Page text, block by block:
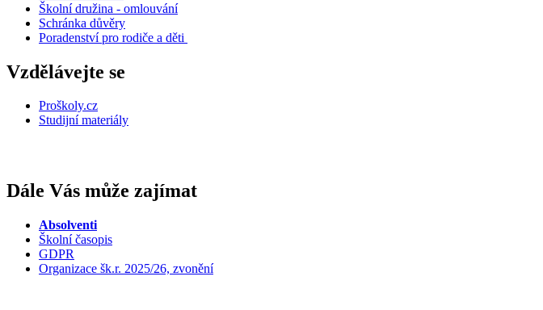
Školní družina - omlouvání
Schránka důvěry
Poradenství pro rodiče a děti
Vzdělávejte se
Proškoly.cz
Studijní materiály
Dále Vás může zajímat
Absolventi
Školní časopis
GDPR
Organizace šk.r. 2025/26, zvonění